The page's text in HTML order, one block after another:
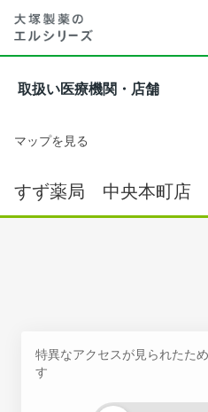
取扱い医療機関・店舗
マップを見る
すず薬局 中央本町店
特異なアクセスが見られたた
す